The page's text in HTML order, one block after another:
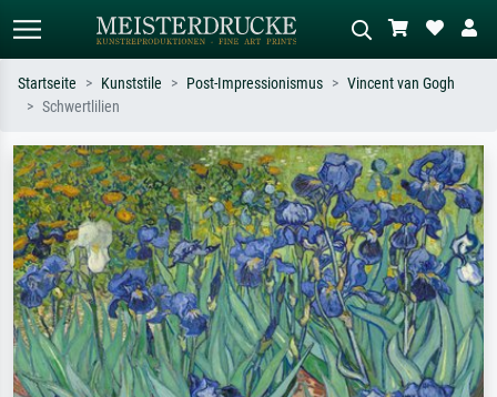
Suchen Sie nach Künstlern, Werktiteln
oder Stilen – z.B. Monet,
Sternennacht, Impressionismus, Welle
Hokusai, Akt.
Beschreiben Sie die Szene – z.B. Grüne
Wiese, Abstrakt mit viel Rot, Dunkles
Ölgemälde, Stehender Akt neben einem
Baum.
Startseite Kunststile Post-Impressionismus
Vincent van Gogh
Schwertlilien